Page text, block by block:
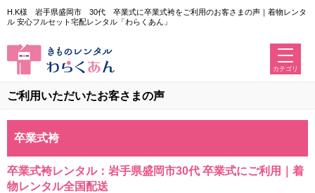
H.K様 岩手県盛岡市 30代 卒業式に卒業式袴をご利用のお客さまの声｜着物レンタ
ル 安心フルセット宅配レンタル「わらくあん」
カテゴリ
ご利用いただいたお客さまの声
卒業式袴
卒業式袴レンタル：岩手県盛岡市30代 卒業式にご利用｜着
物レンタル全国配送